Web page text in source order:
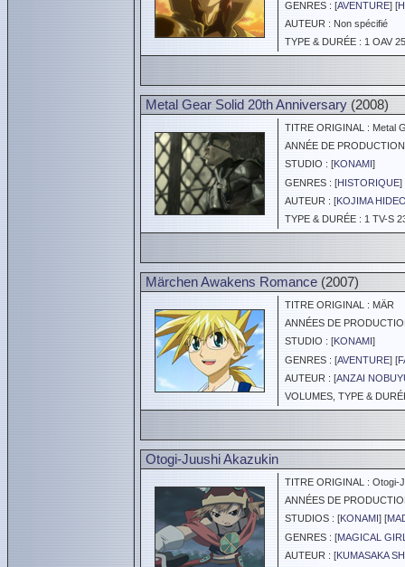
GENRES : [AVENTURE] [
AUTEUR : Non spécifié
TYPE & DURÉE : 1 OAV
Metal Gear Solid 20th Anniversary (2008)
TITRE ORIGINAL : Metal
ANNÉE DE
STUDIO : [KONAMI]
GENRES : [HISTORIQUE]
AUTEUR : [KOJIMA
TYPE & DURÉE : 1 TV-S
Märchen Awakens Romance (2007)
TITRE ORIGINAL : MÄR
ANNÉES DE
STUDIO : [KONAMI]
GENRES : [AVENTURE] [
AUTEUR : [ANZAI
VOLUMES, TYPE &
Otogi-Juushi Akazukin
TITRE ORIGINAL : Otogi-
ANNÉES DE
STUDIOS : [KONAMI] [
GENRES : [MAGICAL
AUTEUR : [KUMASAKA